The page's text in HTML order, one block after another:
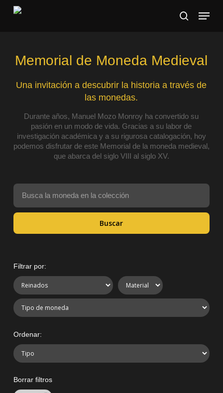
Skip
search
Menu
Memorial de Moneda Medieval
Una invitación a descubrir la historia a través de
las monedas.
Durante años, Manuel Mozo Monroy ha convertido su
pasión en un modo de vida. Gracias a su labor de
investigación académica y a su rigurosa catalogación, hoy
podemos disfrutar de este Memorial de la moneda medieval,
que abarca del siglo VIII al siglo XV.
Buscar
Filtrar por:
Ordenar:
Borrar filtros